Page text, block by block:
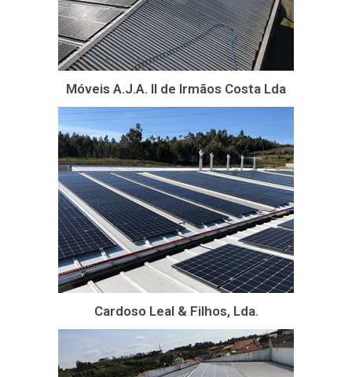
Móveis A.J.A. II de Irmãos Costa Lda
Cardoso Leal & Filhos, Lda.